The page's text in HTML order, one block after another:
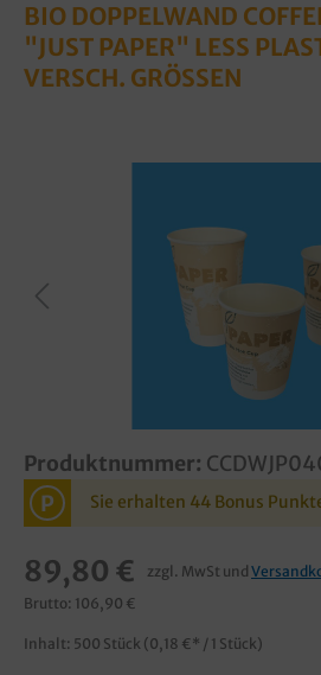
BIO DOPPELWAND
"JUST PAPER" LESS
VERSCH. GRÖSSEN
Produktnummer:
P Sie erhalten 44 Bonus
89,80 € zzgl. MwSt und
Brutto: 106,90 €
Inhalt: 500 Stück (0,18 €* / 1 Stück)